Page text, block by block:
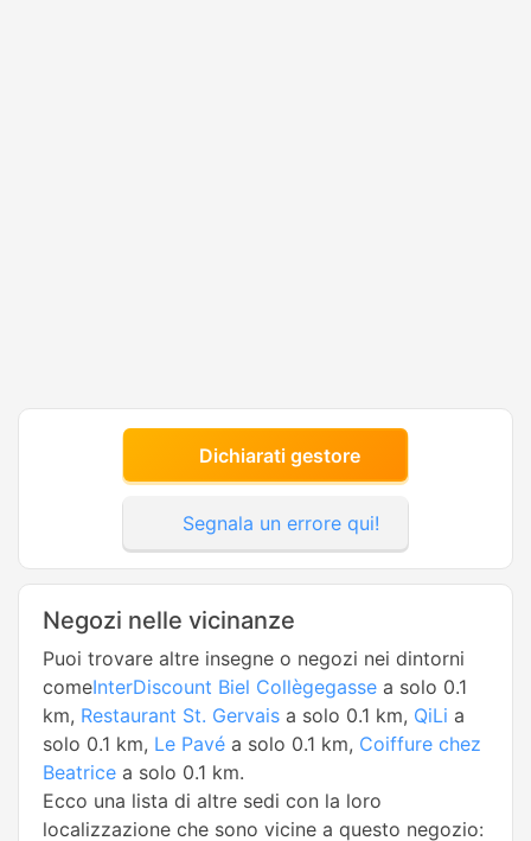
Dichiarati gestore
Segnala un errore qui!
Negozi nelle vicinanze
Puoi trovare altre insegne o negozi nei dintorni
comeInterDiscount Biel Collègegasse a solo 0.1
km, Restaurant St. Gervais a solo 0.1 km, QiLi a
solo 0.1 km, Le Pavé a solo 0.1 km, Coiffure chez
Beatrice a solo 0.1 km.
Ecco una lista di altre sedi con la loro
localizzazione che sono vicine a questo negozio: